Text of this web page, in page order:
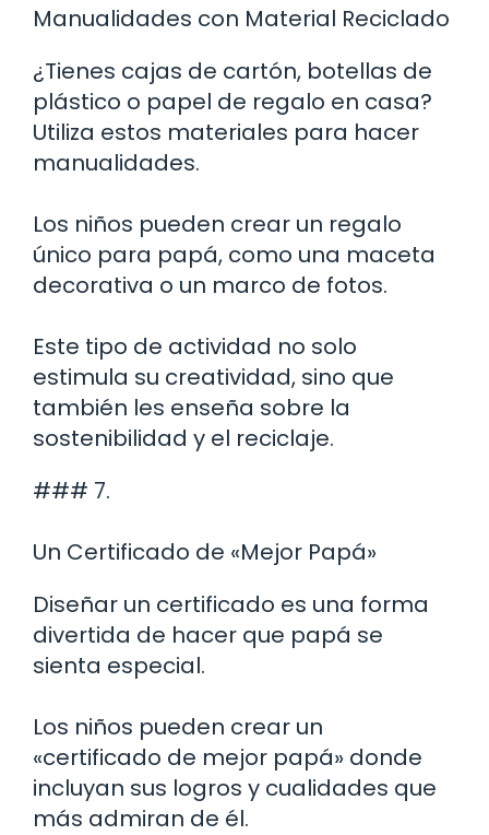
Manualidades con Material Reciclado
¿Tienes cajas de cartón, botellas de
plástico o papel de regalo en casa?
Utiliza estos materiales para hacer
manualidades.
Los niños pueden crear un regalo
único para papá, como una maceta
decorativa o un marco de fotos.
Este tipo de actividad no solo
estimula su creatividad, sino que
también les enseña sobre la
sostenibilidad y el reciclaje.
### 7.
Un Certificado de «Mejor Papá»
Diseñar un certificado es una forma
divertida de hacer que papá se
sienta especial.
Los niños pueden crear un
«certificado de mejor papá» donde
incluyan sus logros y cualidades que
más admiran de él.